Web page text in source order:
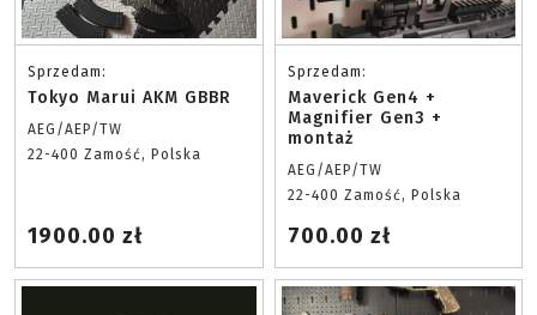
Sprzedam:
Tokyo Marui AKM GBBR
AEG/AEP/TW
22-400 Zamość, Polska
1900.00 zł
Sprzedam:
Maverick Gen4 +
Magnifier Gen3 +
montaż
AEG/AEP/TW
22-400 Zamość, Polska
700.00 zł